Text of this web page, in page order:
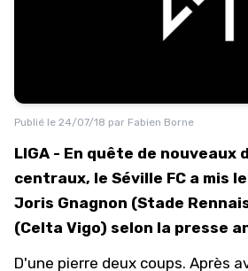
Publié le 24/07/18 par Fabien Borne
LIGA - En quête de nouveaux
centraux, le Séville FC a mis
Joris Gnagnon (Stade
(Celta Vigo) selon la presse
D'une pierre deux coups. Après